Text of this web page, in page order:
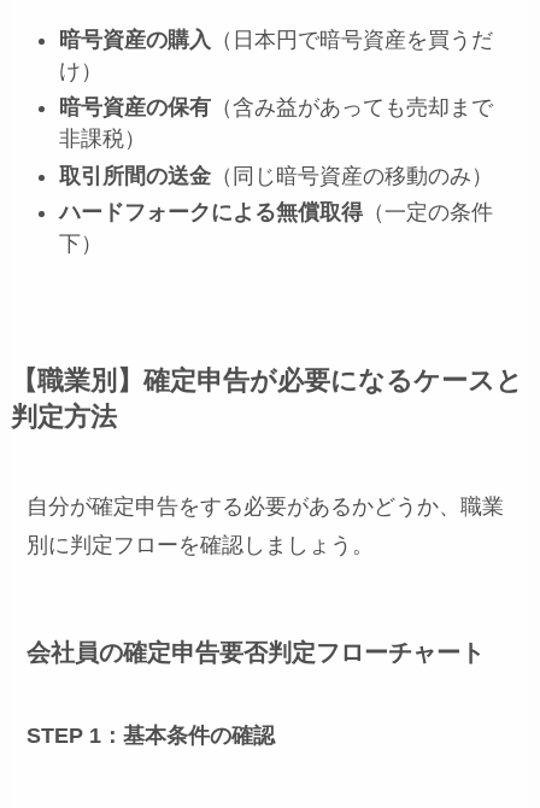
暗号資産の購入
（日本円で暗号資産を買うだ
け）
暗号資産の保有 （含み益があっても売却まで
非課税）
取引所間の送金 （同じ暗号資産の移動のみ）
ハードフォークによる無償取得（一定の条件
下）
【職業別】確定申告が必要になるケースと
判定方法
自分が確定申告をする必要があるかどうか、職業
別に判定フローを確認しましょう。
会社員の確定申告要否判定フローチャート
STEP 1：基本条件の確認